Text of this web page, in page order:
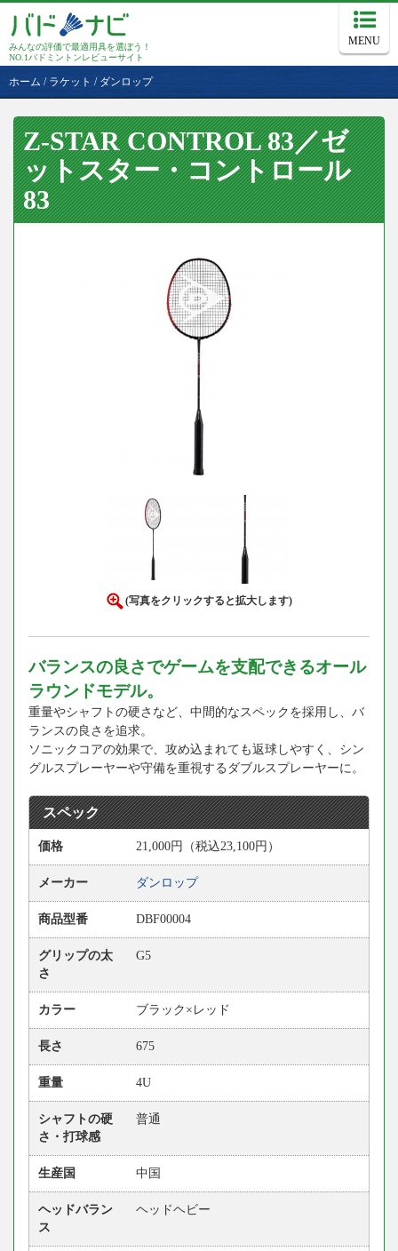
みんなの評価で最適用具を選ぼう！
NO.1バドミントンレビューサイト
MENU
ホーム / ラケット / ダンロップ
Z-STAR CONTROL 83／ゼ
ットスター・コントロール
83
(写真をクリックすると拡大します)
バランスの良さでゲームを支配できるオール
ラウンドモデル。
重量やシャフトの硬さなど、中間的なスペックを採用し、バ
ランスの良さを追求。
ソニックコアの効果で、攻め込まれても返球しやすく、シン
グルスプレーヤーや守備を重視するダブルスプレーヤーに。
スペック
価格 21,000円（税込23,100円）
メーカー ダンロップ
商品型番 DBF00004
グリップの太
さ
G5
カラー ブラック×レッド
長さ 675
重量 4U
シャフトの硬
さ・打球感
普通
生産国 中国
ヘッドバラン
ス
ヘッドヘビー